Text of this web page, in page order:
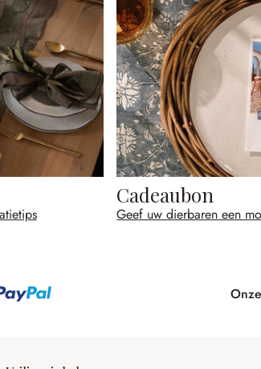
Cadeaubon
Geef uw dierbaren een